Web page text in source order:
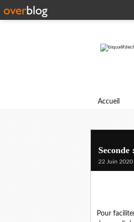
Accueil
22 Juin 2020
Pour